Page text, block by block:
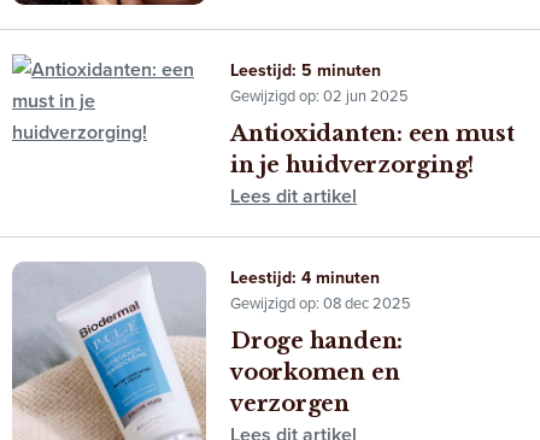
Leestijd: 5 minuten
Gewijzigd op: 02 jun 2025
Antioxidanten: een must
in je huidverzorging!
Lees dit artikel
Leestijd: 4 minuten
Gewijzigd op: 08 dec 2025
Droge handen:
voorkomen en
verzorgen
Lees dit artikel